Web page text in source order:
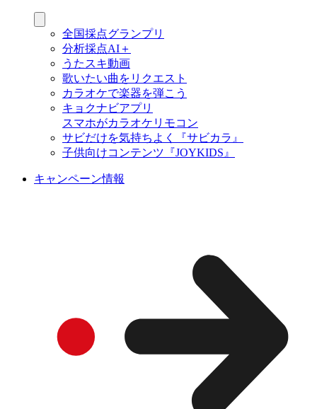
全国採点グランプリ
分析採点AI＋
うたスキ動画
歌いたい曲をリクエスト
カラオケで楽器を弾こう
キョクナビアプリ
スマホがカラオケリモコン
サビだけを気持ちよく『サビカラ』
子供向けコンテンツ『JOYKIDS』
キャンペーン情報